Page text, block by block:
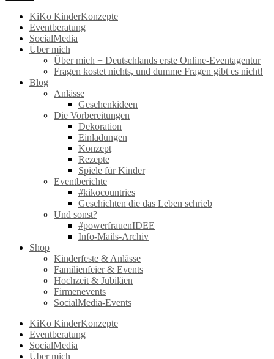
KiKo KinderKonzepte
Eventberatung
SocialMedia
Über mich
Über mich + Deutschlands erste Online-Eventagentur
Fragen kostet nichts, und dumme Fragen gibt es nicht!
Blog
Anlässe
Geschenkideen
Die Vorbereitungen
Dekoration
Einladungen
Konzept
Rezepte
Spiele für Kinder
Eventberichte
#kikocountries
Geschichten die das Leben schrieb
Und sonst?
#powerfrauenIDEE
Info-Mails-Archiv
Shop
Kinderfeste & Anlässe
Familienfeier & Events
Hochzeit & Jubiläen
Firmenevents
SocialMedia-Events
KiKo KinderKonzepte
Eventberatung
SocialMedia
Über mich